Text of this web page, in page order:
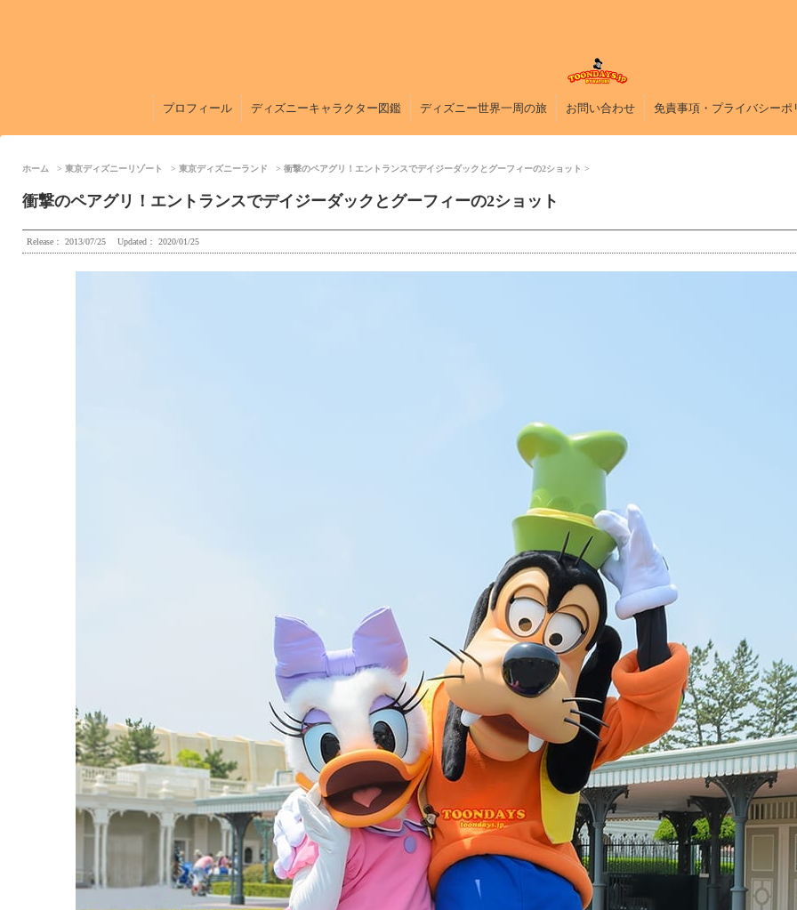
プロフィール ディズニーキャラクター図鑑 ディズニー世界一周の旅 お問い合わせ 免責事項・プライバシーポ
ホーム 東京ディズニーリゾート 東京ディズニーランド 衝撃のペアグリ！エントランスでデイジーダックとグーフィーの2ショット
衝撃のペアグリ！エントランスでデイジーダックとグーフィーの2ショット
Release： 2013/07/25 Updated： 2020/01/25